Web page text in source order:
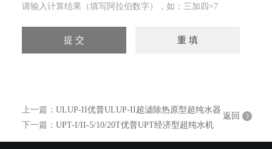
请输入计算结果（填写阿拉伯数字），如：三加四=7
上一篇： ULUP-II优普ULUP-II超滤除热原型超纯水器
下一篇： UPT-I/II-5/10/20T优普UPT经济型超纯水机
返回